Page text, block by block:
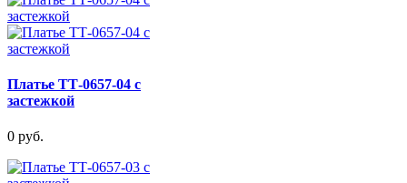
Платье ТТ-0657-04 с
застежкой
0 руб.